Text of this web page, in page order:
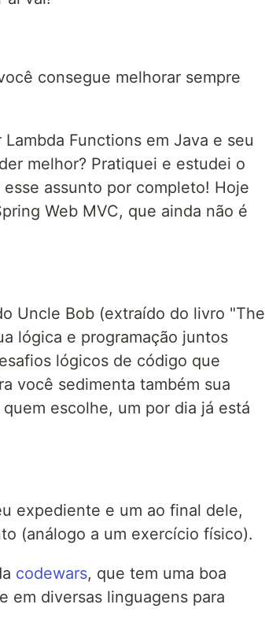
consegue melhorar sempre
Functions em Java e seu
melhor? Pratiquei e estudei o
assunto por completo! Hoje
Web MVC, que ainda não é
Uncle Bob (extraído do livro "The
lógica e programação juntos
lógicos de código que
você sedimenta também sua
escolhe, um por dia já está
expediente e um ao final dele,
(análogo a um exercício físico).
codewars, que tem uma boa
em diversas linguagens para